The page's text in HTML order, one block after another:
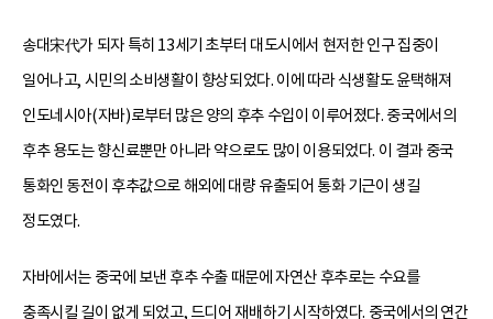
송대宋代가 되자 특히 13세기 초부터 대도시에서 현저한 인구 집중이
일어나고, 시민의 소비생활이 향상되었다. 이에 따라 식생활도 윤택해져
인도네시아(자바)로부터 많은 양의 후추 수입이 이루어졌다. 중국에서의
후추 용도는 향신료뿐만 아니라 약으로도 많이 이용되었다. 이 결과 중국
통화인 동전이 후추값으로 해외에 대량 유출되어 통화 기근이 생길
정도였다.
자바에서는 중국에 보낸 후추 수출 때문에 자연산 후추로는 수요를
충족시킬 길이 없게 되었고, 드디어 재배하기 시작하였다. 중국에서의 연간